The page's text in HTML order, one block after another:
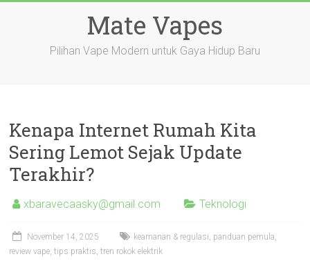
Mate Vapes
Pilihan Vape Modern untuk Gaya Hidup Baru
Kenapa Internet Rumah Kita
Sering Lemot Sejak Update
Terakhir?
xbaravecaasky@gmail.com Teknologi
November 14, 2025 keamanan & regulasi, panduan pemula,
review vape,tips praktis,tren rokok elektrik